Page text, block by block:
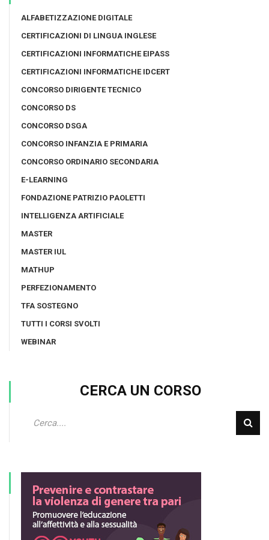
ALFABETIZZAZIONE DIGITALE
CERTIFICAZIONI DI LINGUA INGLESE
CERTIFICAZIONI INFORMATICHE EIPASS
CERTIFICAZIONI INFORMATICHE IDCERT
CONCORSO DIRIGENTE TECNICO
CONCORSO DS
CONCORSO DSGA
CONCORSO INFANZIA E PRIMARIA
CONCORSO ORDINARIO SECONDARIA
E-LEARNING
FONDAZIONE PATRIZIO PAOLETTI
INTELLIGENZA ARTIFICIALE
MASTER
MASTER IUL
MATHUP
PERFEZIONAMENTO
TFA SOSTEGNO
TUTTI I CORSI SVOLTI
WEBINAR
CERCA UN CORSO